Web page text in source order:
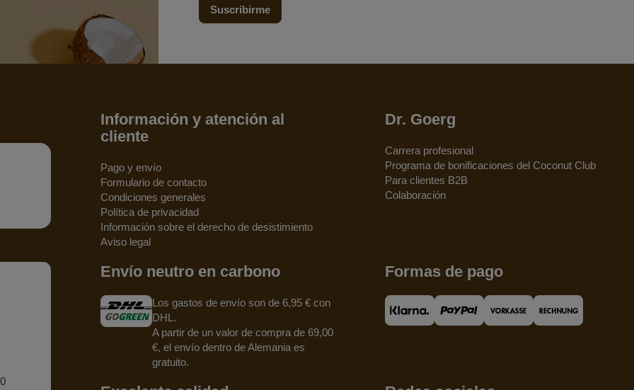
Suscribirme
Información y atención al
cliente
Pago y envío
Formulario de contacto
Condiciones generales
Política de privacidad
Información sobre el derecho de desistimiento
Aviso legal
Dr. Goerg
Carrera profesional
Programa de bonificaciones del Coconut Club
Para clientes B2B
Colaboración
Envío neutro en carbono
Los gastos de envío son de 6,95 € con
DHL.
A partir de un valor de compra de 69,00
€, el envío dentro de Alemania es
gratuito.
Formas de pago